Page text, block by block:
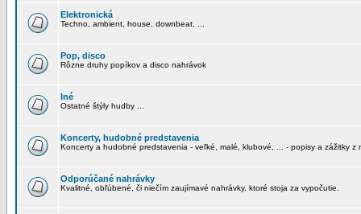
Elektronická
Techno, ambient, house, downbeat, ...
Pop, disco
Rôzne druhy popíkov a disco nahrávok
Iné
Ostatné štýly hudby ...
Koncerty, hudobné predstavenia
Koncerty a hudobné predstavenia - veľké, malé, klubové, ... - popisy a zážitky z
Odporúčané nahrávky
Kvalitné, obľúbené, či niečím zaujímavé nahrávky, ktoré stoja za vypočutie.